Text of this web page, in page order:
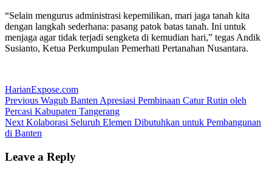
“Selain mengurus administrasi kepemilikan, mari jaga tanah kita
dengan langkah sederhana: pasang patok batas tanah. Ini untuk
menjaga agar tidak terjadi sengketa di kemudian hari,” tegas Andik
Susianto, Ketua Perkumpulan Pemerhati Pertanahan Nusantara.
HarianExpose.com
Post
navigation
Previous Previous
post:
Wagub Banten Apresiasi Pembinaan Catur Rutin oleh
Percasi Kabupaten Tangerang
Next Next
post:
Kolaborasi Seluruh Elemen Dibutuhkan untuk Pembangunan
di Banten
Leave a Reply